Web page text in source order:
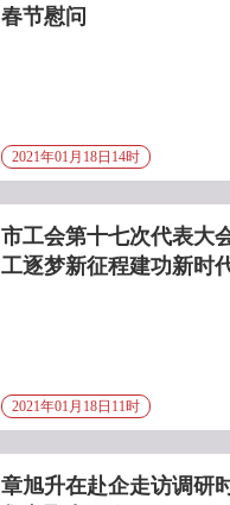
春节慰问
2021年01月18日14时
市工会第十七次代表大
工逐梦新征程建功新时
2021年01月18日11时
章旭升在赴企走访调研